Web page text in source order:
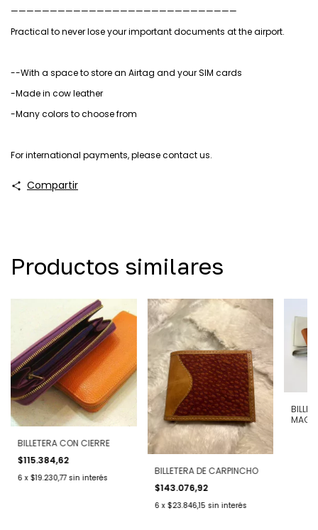
—————————————————————————————
Practical to never lose your important documents at the airport.
--With a space to store an Airtag and your SIM cards
-Made in cow leather
-Many colors to choose from
For international payments, please contact us.
Compartir
Productos similares
BILLETERA CON CIERRE
$115.384,62
6 x $19.230,77 sin interés
BILLETERA DE CARPINCHO
$143.076,92
6 x $23.846,15 sin interés